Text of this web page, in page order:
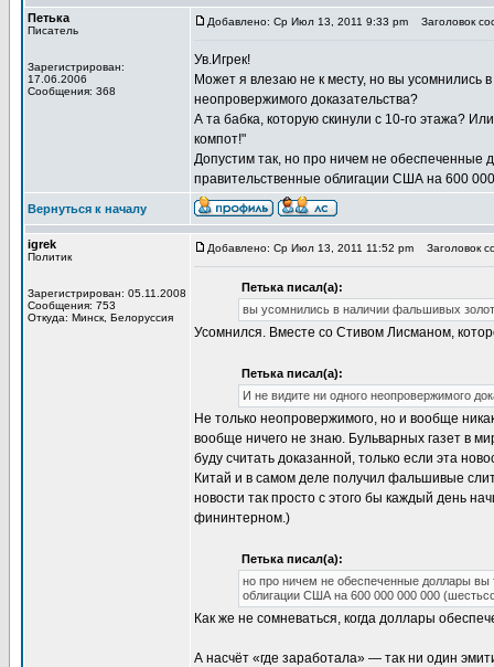
Петька
Писатель
Зарегистрирован:
17.06.2006
Сообщения: 368
Добавлено: Ср Июл 13, 2011 9:33 pm Заголовок
Ув.Игрек!
Может я влезаю не к месту, но вы усомнились
неопровержимого доказательства?
А та бабка, которую скинули с 10-го этажа?
компот!"
Допустим так, но про ничем не обеспеченные
правительственные облигации США на 600
Вернуться к началу
igrek
Политик
Зарегистрирован: 05.11.2008
Сообщения: 753
Откуда: Минск, Белоруссия
Добавлено: Ср Июл 13, 2011 11:52 pm Заголовок
Петька писал(а):
вы усомнились в наличии фальшивых
Усомнился. Вместе со Стивом Лисманом,
Петька писал(а):
И не видите ни одного неопровержимого
Не только неопровержимого, но и вообще
вообще ничего не знаю. Бульварных газет в
буду считать доказанной, только если эта
Китай и в самом деле получил фальшивые
новости так просто с этого бы каждый день
фининтерном.)
Петька писал(а):
но про ничем не обеспеченные доллары вы
облигации США на 600 000 000 000
Как же не сомневаться, когда доллары
А насчёт «где заработала» — так ни один